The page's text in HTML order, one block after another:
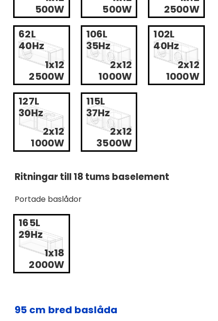
500W
500W
2500W
62L
40Hz
2500W
1x12
106L
35Hz
1000W
2x12
102L
40Hz
1000W
2x12
127L
30Hz
1000W
2x12
115L
37Hz
3500W
2x12
Ritningar till 18 tums baselement
Portade baslådor
165L
29Hz
2000W
1x18
95 cm bred baslåda